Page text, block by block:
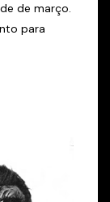
de março.
para